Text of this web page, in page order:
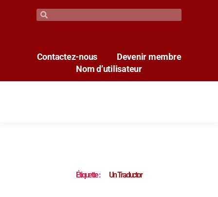
Contactez-nous
Devenir membre
Nom d’utilisateur
Étiquette : Un Traductor